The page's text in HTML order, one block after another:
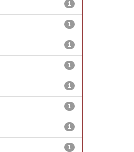
1
1
1
1
1
1
1
1